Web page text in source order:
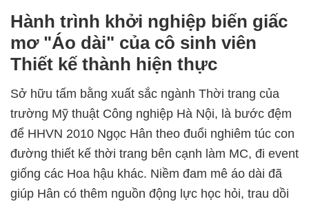
Hành trình khởi nghiệp biến giấc
mơ "Áo dài" của cô sinh viên
Thiết kế thành hiện thực
Sở hữu tấm bằng xuất sắc ngành Thời trang của
trường Mỹ thuật Công nghiệp Hà Nội, là bước đệm
để HHVN 2010 Ngọc Hân theo đuổi nghiêm túc con
đường thiết kế thời trang bên cạnh làm MC, đi event
giống các Hoa hậu khác. Niềm đam mê áo dài đã
giúp Hân có thêm nguồn động lực học hỏi, trau dồi